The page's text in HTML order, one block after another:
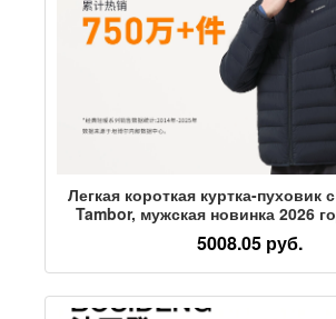
Легкая короткая куртка-
Tambor, мужская новинка 2026
зимняя теплая и холодная
куртка
5008.05 руб.